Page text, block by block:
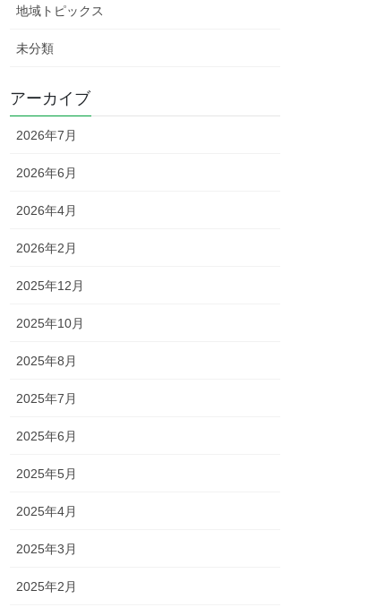
地域トピックス
未分類
アーカイブ
2026年7月
2026年6月
2026年4月
2026年2月
2025年12月
2025年10月
2025年8月
2025年7月
2025年6月
2025年5月
2025年4月
2025年3月
2025年2月